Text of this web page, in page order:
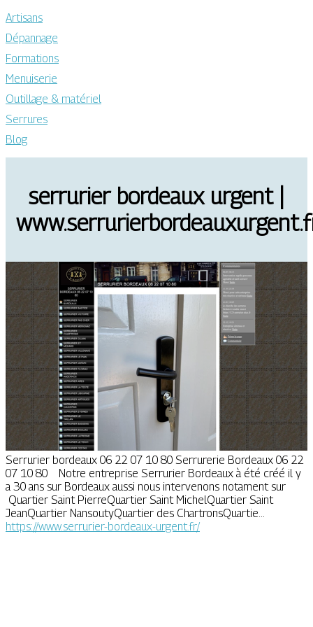
Artisans
Dépannage
Formations
Menuiserie
Outillage & matériel
Serrures
Blog
serrurier bordeaux urgent |
Serrurier bordeaux 06 22 07 10 80 Serrurerie Bordeaux 06 22
07 10 80 Notre entreprise Serrurier Bordeaux à été créé il y
a 30 ans sur Bordeaux aussi nous intervenons notament sur
Quartier Saint PierreQuartier Saint MichelQuartier Saint
JeanQuartier NansoutyQuartier des ChartronsQuartie...
https://www.serrurier-bordeaux-urgent.fr/